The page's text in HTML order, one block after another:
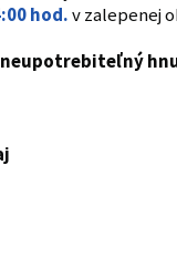
hod.v zalepenej